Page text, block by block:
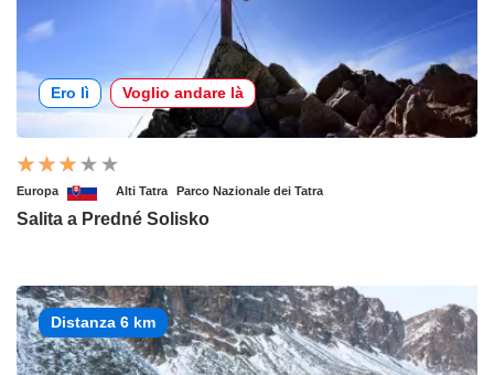
Ero lì Voglio andare là
Europa Alti Tatra Parco Nazionale dei Tatra
Salita a Predné Solisko
Distanza 6 km